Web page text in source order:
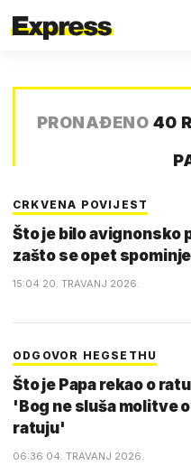
PRONAĐENO 40
CRKVENA POVIJEST
Što je bilo avignonsko
zašto se opet
15:04 20. TRAVANJ 2026.
ODGOVOR HEGSETHU
Što je Papa rekao o ratu u Iranu?
'Bog ne sluša molitve
ratuju'
06:36 04. TRAVANJ 2026.